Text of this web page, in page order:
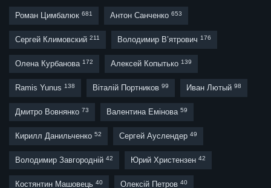
Роман Цимбалюк 681 Антон Санченко 653
Сергей Климовский 211 Володимир В’ятрович 176
Олена Курбанова 172 Алексей Копытько 139
Ramis Yunus 138 Віталій Портников 99 Иван Лютый 98
Дмитро Вовнянко 73 Валентина Емінова 59
Кирилл Данильченко 52 Сергей Ауслендер 49
Володимир Завгородній 42 Юрий Христензен 42
Костянтин Машовець 40 Олексій Петров 40